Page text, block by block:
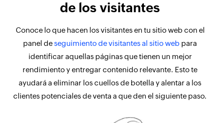
de los visitantes
Conoce lo que hacen los visitantes en tu sitio web con el
panel deseguimiento de visitantes al sitio web para
identificar aquellas páginas que tienen un mejor
rendimiento y entregar contenido relevante. Esto te
ayudará a eliminar los cuellos de botella y alentar a los
clientes potenciales de venta a que den el siguiente paso.